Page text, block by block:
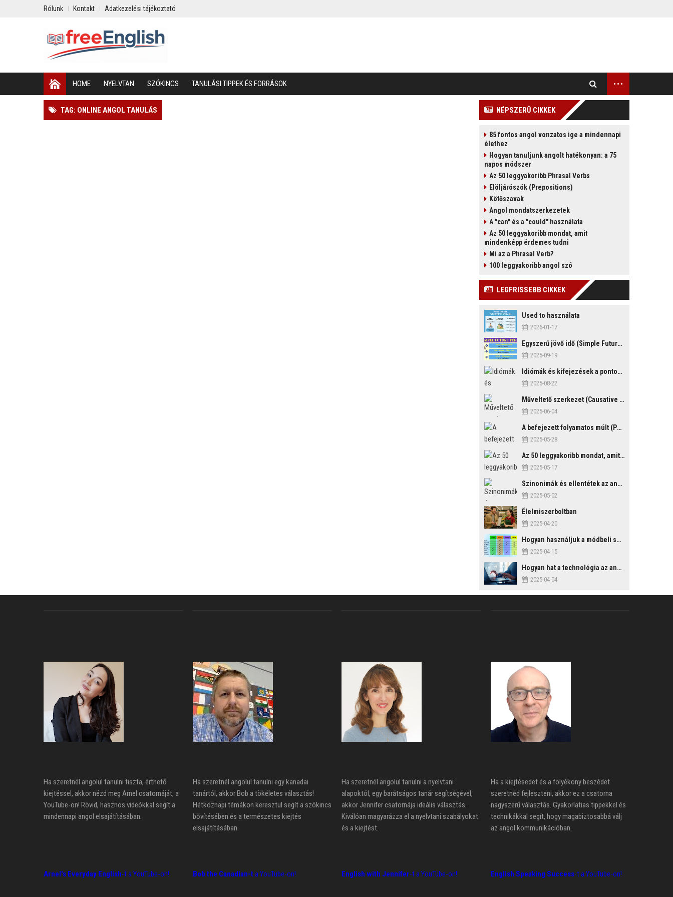
Rólunk Kontakt Adatkezelési tájékoztató
HOME NYELVTAN SZÓKINCS TANULÁSI TIPPEK ÉS FORRÁSOK ...
TAG: ONLINE ANGOL TANULÁS NÉPSZERŰ CIKKEK
85 fontos angol vonzatos ige a mindennapi
élethez
Hogyan tanuljunk angolt hatékonyan: a 75
napos módszer
Az 50 leggyakoribb Phrasal Verbs
Elöljárószók (Prepositions)
Kötőszavak
Angol mondatszerkezetek
A "can" és a "could" használata
Az 50 leggyakoribb mondat, amit
mindenképp érdemes tudni
Mi az a Phrasal Verb?
100 leggyakoribb angol szó
LEGFRISSEBB CIKKEK
Used to használata
2026-01-17
Egyszerű jövő idő (Simple Future Tense)
2025-09-19
Idiómák és kifejezések a pontosság és késés témakörében
2025-08-22
Műveltető szerkezet (Causative Mood)
2025-06-04
A befejezett folyamatos múlt (Past Perfect Continuous Tense)
2025-05-28
Az 50 leggyakoribb mondat, amit mindenképp érdemes tudni
2025-05-17
Szinonimák és ellentétek az angol nyelvben
2025-05-02
Élelmiszerboltban
2025-04-20
Hogyan használjuk a módbeli segédigéket a feltételes mondatszerkezetekben?
2025-04-15
Hogyan hat a technológia az angol tanulási folyamatokra?
2025-04-04
Ha szeretnél angolul tanulni tiszta, érthető
kiejtéssel, akkor nézd meg Arnel csatornáját, a
YouTube-on! Rövid, hasznos videókkal segít a
mindennapi angol elsajátításában.
Arnel's Everyday English-t a YouTube-on!
Ha szeretnél angolul tanulni egy kanadai
tanártól, akkor Bob a tökéletes választás!
Hétköznapi témákon keresztül segít a szókincs
bővítésében és a természetes kiejtés
elsajátításában.
Bob the Canadian-t a YouTube-on!
Ha szeretnél angolul tanulni a nyelvtani
alapoktól, egy barátságos tanár segítségével,
akkor Jennifer csatornája ideális választás.
Kiválóan magyarázza el a nyelvtani szabályokat
és a kiejtést.
English with Jennifer-t a YouTube-on!
Ha a kiejtésedet és a folyékony beszédet
szeretnéd fejleszteni, akkor ez a csatorna
nagyszerű választás. Gyakorlatias tippekkel és
technikákkal segít, hogy magabiztosabbá válj
az angol kommunikációban.
English Speaking Success-t a YouTube-on!